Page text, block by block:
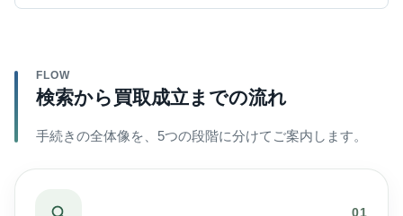
FLOW
検索から買取成立までの流れ
手続きの全体像を、5つの段階に分けてご案内します。
01